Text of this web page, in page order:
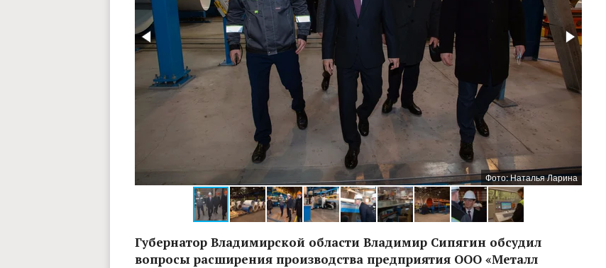
Фото: Наталья Ларина
Губернатор Владимирской области Владимир Сипягин обсудил
вопросы расширения производства предприятия ООО «Металл